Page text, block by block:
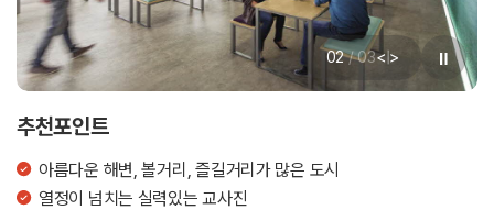
02/03< >
추천포인트
아름다운 해변, 볼거리, 즐길거리가 많은 도시
열정이 넘치는 실력있는 교사진